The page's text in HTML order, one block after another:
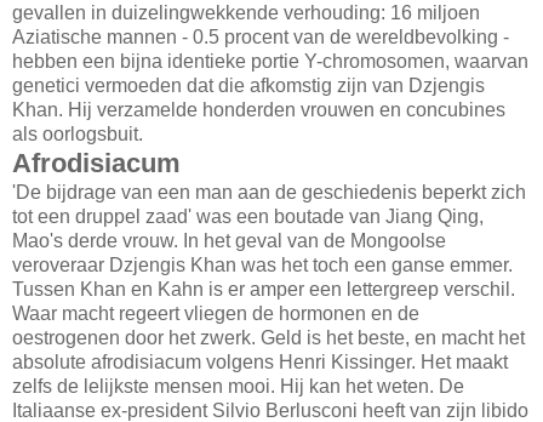
gevallen in duizelingwekkende verhouding: 16 miljoen
Aziatische mannen - 0.5 procent van de wereldbevolking -
hebben een bijna identieke portie Y-chromosomen, waarvan
genetici vermoeden dat die afkomstig zijn van Dzjengis
Khan. Hij verzamelde honderden vrouwen en concubines
als oorlogsbuit.
Afrodisiacum
'De bijdrage van een man aan de geschiedenis beperkt zich
tot een druppel zaad' was een boutade van Jiang Qing,
Mao's derde vrouw. In het geval van de Mongoolse
veroveraar Dzjengis Khan was het toch een ganse emmer.
Tussen Khan en Kahn is er amper een lettergreep verschil.
Waar macht regeert vliegen de hormonen en de
oestrogenen door het zwerk. Geld is het beste, en macht het
absolute afrodisiacum volgens Henri Kissinger. Het maakt
zelfs de lelijkste mensen mooi. Hij kan het weten. De
Italiaanse ex-president Silvio Berlusconi heeft van zijn libido